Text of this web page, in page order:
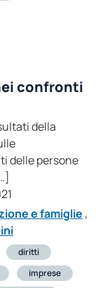
confronti
della
delle persone
e famiglie ,
diritti
imprese